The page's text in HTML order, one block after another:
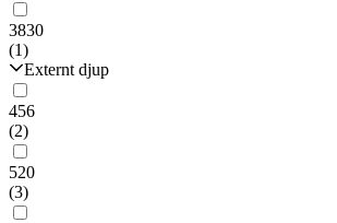
3830
(1)
Externt djup
456
(2)
520
(3)